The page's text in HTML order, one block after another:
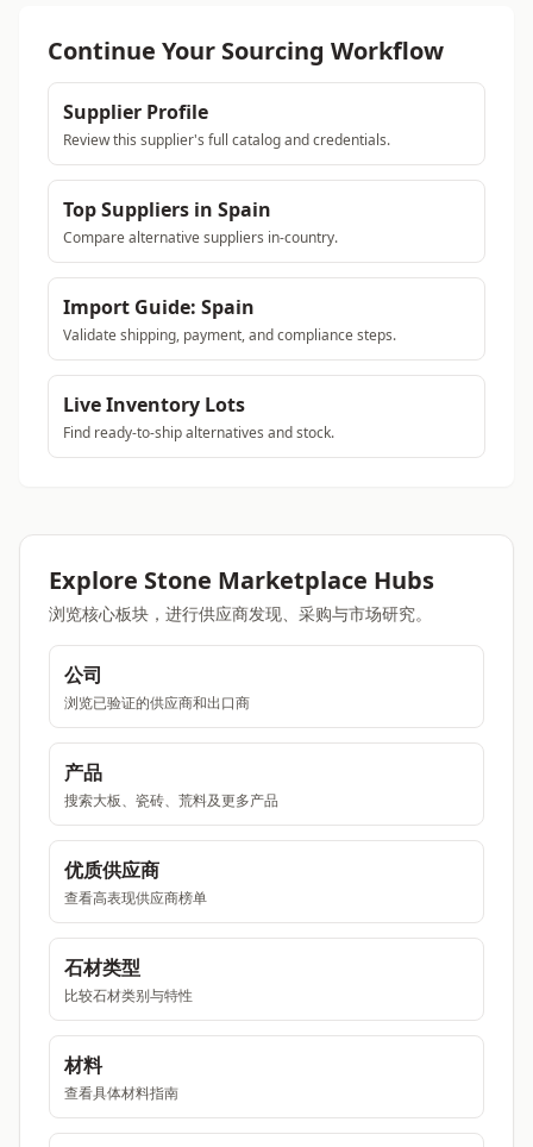
Continue Your Sourcing Workflow
Supplier Profile
Review this supplier's full catalog and credentials.
Top Suppliers in Spain
Compare alternative suppliers in-country.
Import Guide: Spain
Validate shipping, payment, and compliance steps.
Live Inventory Lots
Find ready-to-ship alternatives and stock.
Explore Stone Marketplace Hubs
浏览核心板块，进行供应商发现、采购与市场研究。
公司
浏览已验证的供应商和出口商
产品
搜索大板、瓷砖、荒料及更多产品
优质供应商
查看高表现供应商榜单
石材类型
比较石材类别与特性
材料
查看具体材料指南